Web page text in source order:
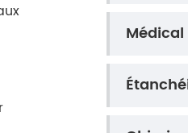
Médical